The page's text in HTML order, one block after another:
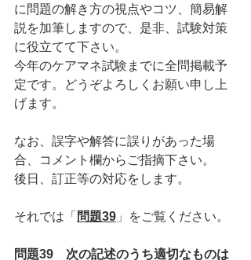
に問題の解き方の視点やコツ、簡易解
説を加筆しますので、是非、試験対策
に役立てて下さい。
今年のケアマネ試験までに全問掲載予
定です。どうぞよろしくお願い申し上
げます。
なお、誤字や解答に誤りがあった場
合、コメント欄からご指摘下さい。
後日、訂正等の対応をします。
それでは「 問題39 」をご覧ください。
問題39　次の記述のうち適切なものは